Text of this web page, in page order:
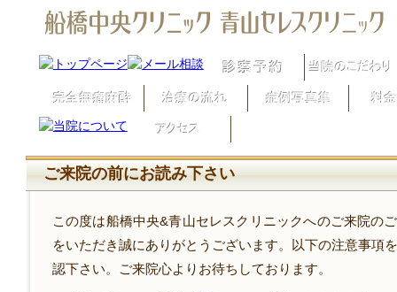
ご来院の前にお読み下さい
この度は船橋中央&青山セレスクリニックへのご来院の
をいただき誠にありがとうございます。以下の注意事項
認下さい。ご来院心よりお待ちしております。